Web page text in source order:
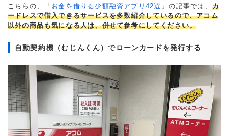
こちらの、「 お金を借りる少額融資アプリ42選 」の記事では、 カ
ードレスで借入できるサービスを多数紹介しているので、アコム
以外の商品も気になる人は、併せて参考にしてください。
自動契約機（むじんくん）でローンカードを発行する